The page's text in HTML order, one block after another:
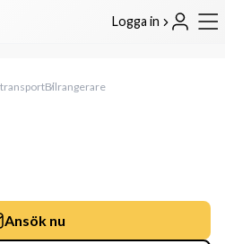
Logga in
Bilrangerare
Ansök nu